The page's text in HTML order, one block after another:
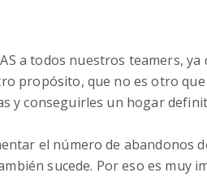
a todos nuestros teamers,
propósito, que no es otro
y conseguirles un hogar
el número de abandonos
sucede. Por eso es muy